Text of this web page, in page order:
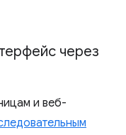
через
и веб-